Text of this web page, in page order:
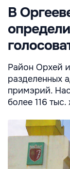
В
Район Орхей
разделенных
примэрий.
более 116